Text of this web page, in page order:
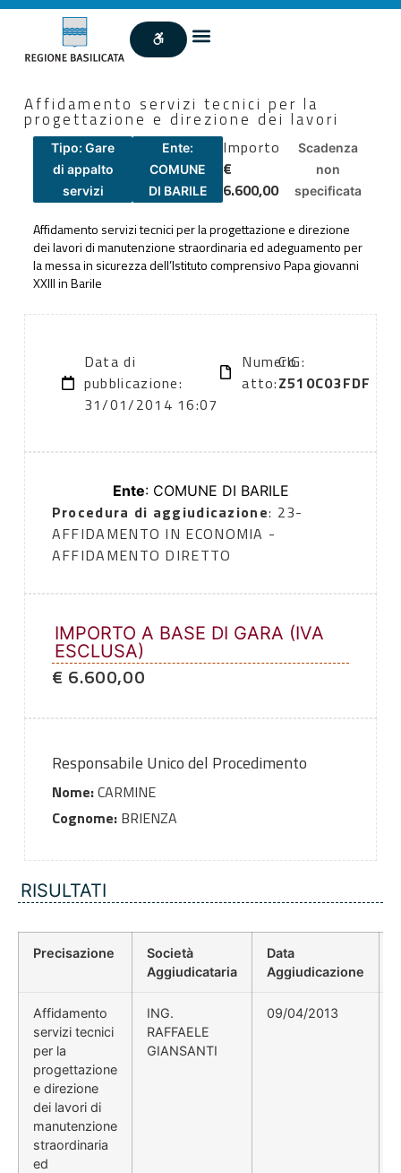
Affidamento servizi tecnici per la
progettazione e direzione dei lavori
Tipo: Gare
di appalto
servizi
Ente:
COMUNE
DI BARILE
Importo
€
6.600,00
Scadenza
non
specificata
Affidamento servizi tecnici per la progettazione e direzione
dei lavori di manutenzione straordinaria ed adeguamento per
la messa in sicurezza dell’Istituto comprensivo Papa giovanni
XXIII in Barile
Data di
pubblicazione:
31/01/2014 16:07
Numero
atto:
CIG:
Z510C03FDF
Ente: COMUNE DI BARILE
Procedura di aggiudicazione: 23-
AFFIDAMENTO IN ECONOMIA -
AFFIDAMENTO DIRETTO
IMPORTO A BASE DI GARA (IVA
ESCLUSA)
€ 6.600,00
Responsabile Unico del Procedimento
Nome:CARMINE
Cognome:BRIENZA
RISULTATI
Precisazione
Società
Aggiudicataria
Data
Aggiudicazione
Affidamento
servizi tecnici
per la
progettazione
e direzione
dei lavori di
manutenzione
straordinaria
ed
ING.
RAFFAELE
GIANSANTI
09/04/2013